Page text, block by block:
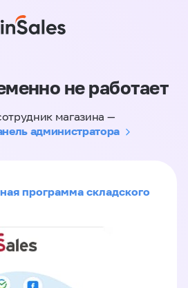
не работает
магазина —
администратора
программа складского